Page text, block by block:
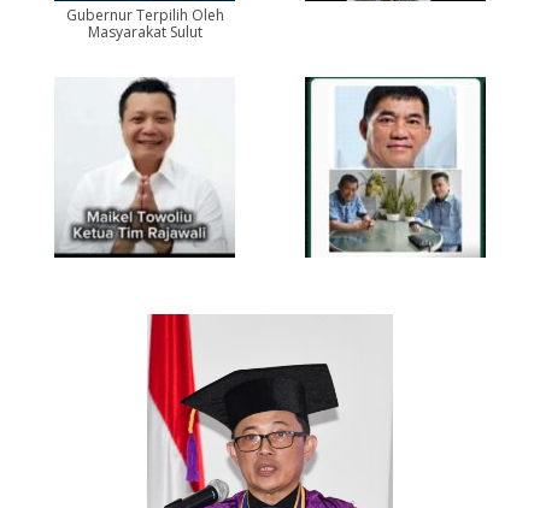
Gubernur Terpilih Oleh
Masyarakat Sulut